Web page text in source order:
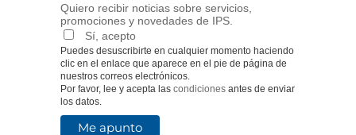
Quiero recibir noticias sobre servicios,
promociones y novedades de IPS.
Sí, acepto
Puedes desuscribirte en cualquier momento haciendo
clic en el enlace que aparece en el pie de página de
nuestros correos electrónicos.
Por favor, lee y acepta las condicionesantes de enviar
los datos.